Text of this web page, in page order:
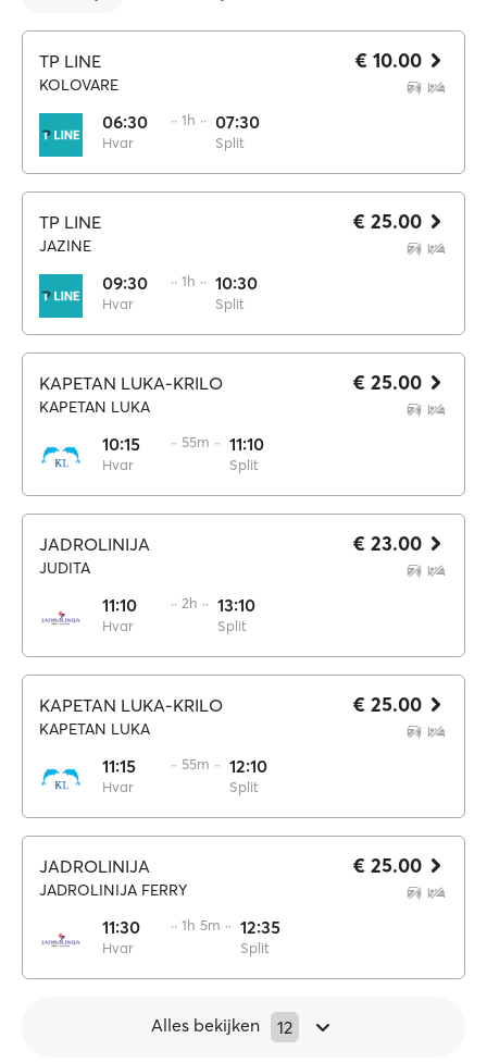
TP LINE
KOLOVARE
06:30
Hvar
·· 1h ·· 07:30
Split
€ 10.00
TP LINE
JAZINE
09:30
Hvar
·· 1h ·· 10:30
Split
€ 25.00
KAPETAN LUKA-KRILO
KAPETAN LUKA
10:15
Hvar
·· 55m ·· 11:10
Split
€ 25.00
JADROLINIJA
JUDITA
11:10
Hvar
·· 2h ·· 13:10
Split
€ 23.00
KAPETAN LUKA-KRILO
KAPETAN LUKA
11:15
Hvar
·· 55m ·· 12:10
Split
€ 25.00
JADROLINIJA
JADROLINIJA FERRY
11:30
Hvar
·· 1h 5m ·· 12:35
Split
€ 25.00
Alles bekijken 12